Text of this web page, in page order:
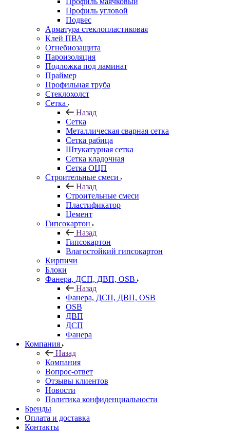
Профиль угловой
Подвес
Арматура стеклопластиковая
Клей ПВА
Огнебиозащита
Пароизоляция
Подложка под ламинат
Праймер
Профильная труба
Стеклохолст
Сетка
Назад
Сетка
Металлическая сварная сетка
Сетка рабица
Штукатурная сетка
Сетка кладочная
Сетка ОЦП
Строительные смеси
Назад
Строительные смеси
Пластификатор
Цемент
Гипсокартон
Назад
Гипсокартон
Влагостойкий гипсокартон
Кирпичи
Блоки
Фанера, ДСП, ДВП, OSB
Назад
Фанера, ДСП, ДВП, OSB
OSB
ДВП
ДСП
Фанера
Компания
Назад
Компания
Вопрос-ответ
Отзывы клиентов
Новости
Политика конфиденциальности
Бренды
Оплата и доставка
Контакты